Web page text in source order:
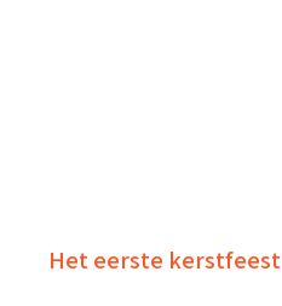
Het eerste kerstfeest